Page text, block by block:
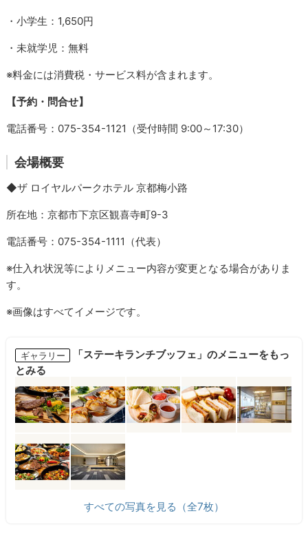
・小学生：1,650円
・未就学児：無料
※料金には消費税・サービス料が含まれます。
【予約・問合せ】
電話番号：075-354-1121（受付時間 9:00～17:30）
会場概要
◆ザ ロイヤルパークホテル 京都梅小路
所在地：京都市下京区観喜寺町9-3
電話番号：075-354-1111（代表）
※仕入れ状況等によりメニュー内容が変更となる場合がありま
す。
※画像はすべてイメージです。
ギャラリー
「ステーキランチブッフェ」のメニューをもっ
とみる
すべての写真を見る（全7枚）